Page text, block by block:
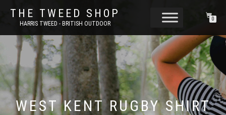
THE TWEED SHOP
HARRIS TWEED - BRITISH OUTDOOR
0
WEST KENT RUGBY SHIRT